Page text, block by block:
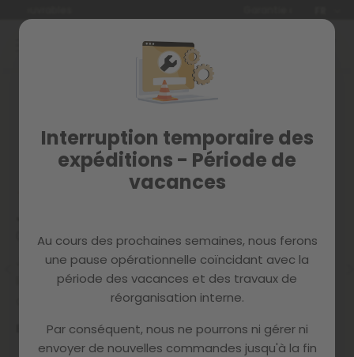
Interruption temporaire des
expéditions - Période de
vacances
Au cours des prochaines semaines, nous ferons
une pause opérationnelle coïncidant avec la
période des vacances et des travaux de
réorganisation interne.
Par conséquent, nous ne pourrons ni gérer ni
envoyer de nouvelles commandes jusqu'à la fin
Allez
Voici ce que la communauté Mc HAUS dit de nous
02/12/2024
Je ne savais pas si je devais acheter des meubles en
ligne, mais après cette expérience, je le ferai à nouveau
avec Mc HAUS, c'est sûr :)
Beatriz D.